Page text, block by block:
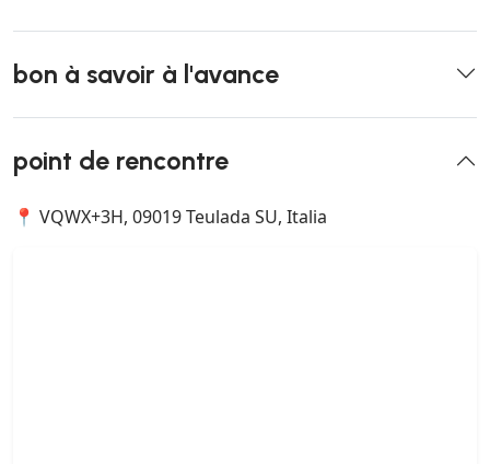
bon à savoir à l'avance
point de rencontre
📍 VQWX+3H, 09019 Teulada SU, Italia